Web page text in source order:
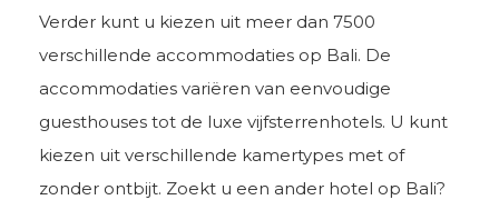
Verder kunt u kiezen uit meer dan 7500
verschillende accommodaties op Bali. De
accommodaties variëren van eenvoudige
guesthouses tot de luxe vijfsterrenhotels. U kunt
kiezen uit verschillende kamertypes met of
zonder ontbijt. Zoekt u een ander hotel op Bali?